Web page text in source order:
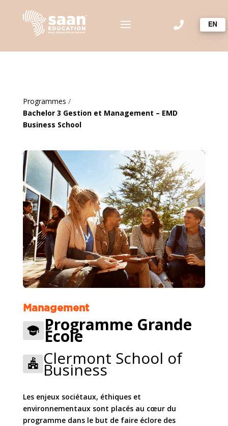

Programmes /
Bachelor 3 Gestion et Management – EMD
Business School
Management
Programme Grande
École
Clermont School of
Business
Les enjeux sociétaux, éthiques et
environnementaux sont placés au cœur du
programme dans le but de faire éclore des